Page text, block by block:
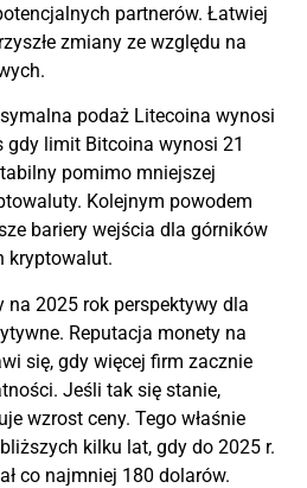
partnerów. Łatwiej
zmiany ze względu na
podaż Litecoina wynosi
gdy limit Bitcoina wynosi 21
pomimo mniejszej
Kolejnym powodem
bariery wejścia dla górników
kryptowalut.
na 2025 rok perspektywy dla
Reputacja monety na
się, gdy więcej firm zacznie
Jeśli tak się stanie,
wzrost ceny. Tego właśnie
kilku lat, gdy do 2025 r.
co najmniej 180 dolarów.